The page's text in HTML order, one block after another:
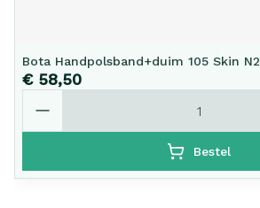
Bota Handpolsband+duim 105 Skin N2
€ 58,50
Bestel